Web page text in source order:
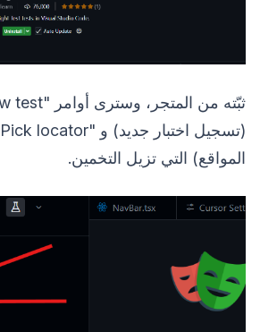
المواقع) التي تزيل التخمين.